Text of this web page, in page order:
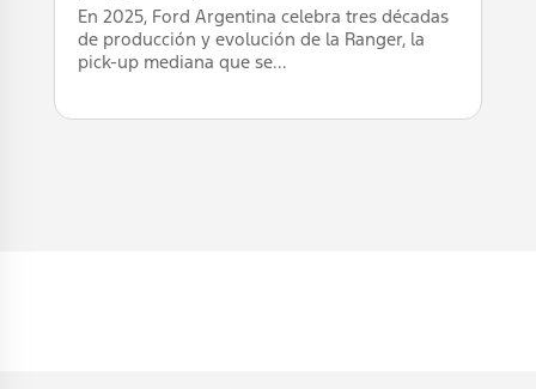
En 2025, Ford Argentina celebra tres décadas
de producción y evolución de la Ranger, la
pick-up mediana que se...